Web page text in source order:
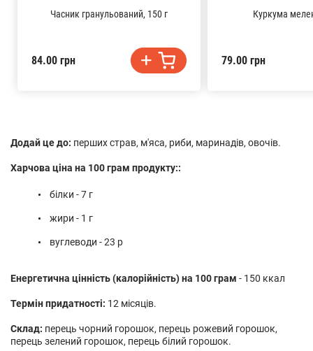
Додай це до: перших страв, м'яса, риби, маринадів, овочів.
Харчова ціна на 100 грам продукту::
білки - 7 г
жири - 1 г
вуглеводи - 23 р
Енергетична цінність (калорійність) на 100 грам - 150 ккал
Термін придатності: 12 місяців.
Склад: перець чорний горошок, перець рожевий горошок,
перець зелений горошок, перець білий горошок.
Часник гранульований, 150 г
84.00 грн
Куркума
79.00 грн